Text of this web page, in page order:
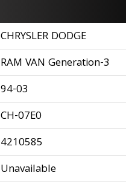
CHRYSLER DODGE
RAM VAN Generation-3
94-03
CH-07E0
4210585
Unavailable